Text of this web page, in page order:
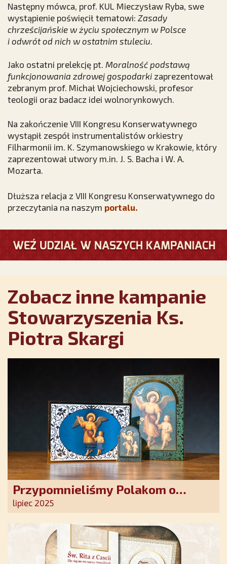
Następny mówca, prof. KUL Mieczysław Ryba, swe
wystąpienie poświęcił tematowi: Zasady
chrześcijańskie w życiu społecznym w Polsce
i odwrót od nich w ostatnim stuleciu.
Jako ostatni prelekcję pt. Moralność podstawą
funkcjonowania zdrowej gospodarki zaprezentował
zebranym prof. Michał Wojciechowski, profesor
teologii oraz badacz idei wolnorynkowych.
Na zakończenie VIII Kongresu Konserwatywnego
wystąpił zespół instrumentalistów orkiestry
Filharmonii im. K. Szymanowskiego w Krakowie, który
zaprezentował utwory m.in. J. S. Bacha i W. A.
Mozarta.
Dłuższa relacja z VIII Kongresu Konserwatywnego do
przeczytania na naszym portalu.
Zobacz inne kampanie
Stowarzyszenia Ks.
Piotra Skargi
Przypomnieliśmy Polakom o
obecności Anioła Stróża!
lipiec 2025